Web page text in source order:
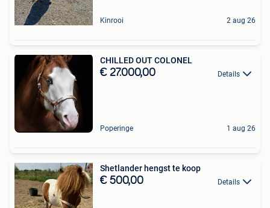
Kinrooi 2 aug 26
CHILLED OUT COLONEL
€ 27.000,00 Details
Poperinge 1 aug 26
Shetlander hengst te koop
€ 500,00 Details